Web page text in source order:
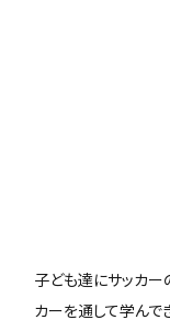
子ども達にサッカー
カーを通して学んで